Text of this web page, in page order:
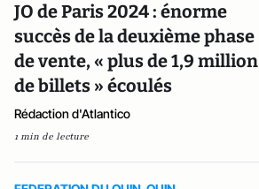
JO de Paris 2024 : énorme
succès de la deuxième phase
de vente, « plus de 1,9 million
de billets » écoulés
Rédaction d'Atlantico
1 min de lecture